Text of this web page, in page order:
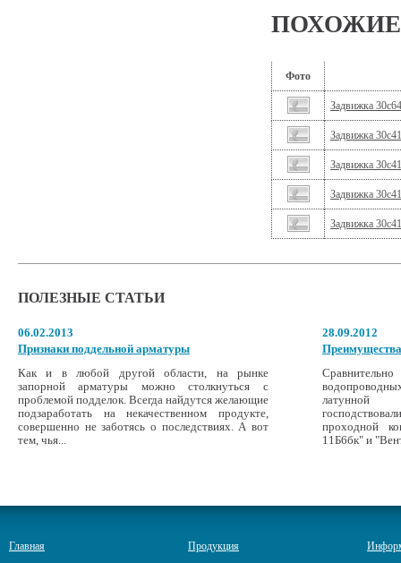
Фото
Задвижка
Задвижка
Задвижка
Задвижка
Задвижка
ПОЛЕЗНЫЕ СТАТЬИ
06.02.2013
Признаки поддельной арматуры
Как и в любой другой области, на рынке
запорной арматуры можно столкнуться с
проблемой подделок. Всегда найдутся желающие
подзаработать на некачественном продукте,
совершенно не заботясь о последствиях. А вот
тем, чья...
28.09.2012
латунной
проходной
11Б6бк" и
Главная Продукция